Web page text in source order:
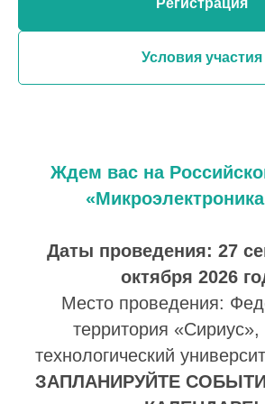
Регистрация
Условия участия
Ждем вас на
Даты проведения: 27
октября 2026
Место проведения:
территория
технологический
ЗАПЛАНИРУЙТЕ
Новости по теме